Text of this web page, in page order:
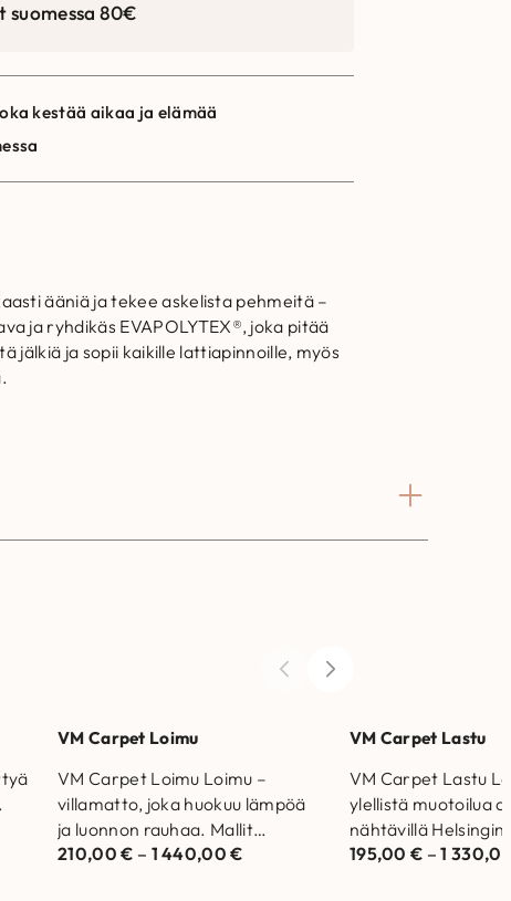
suomessa 80€
kestää aikaa ja elämää
ääniä ja tekee askelista pehmeitä –
ja ryhdikäs EVAPOLYTEX®, joka pitää
jälkiä ja sopii kaikille lattiapinnoille, myös
VM Carpet Loimu
VM Carpet Loimu Loimu –
villamatto, joka huokuu lämpöä
ja luonnon rauhaa. Mallit
nähtävillä Helsingin ja Vantaan
210,00€ – 1 440,00€
VM Carpet Lastu
VM Carpet Lastu
ylellistä muotoilua
nähtävillä Helsingin
myymälöissä.
195,00€ –1